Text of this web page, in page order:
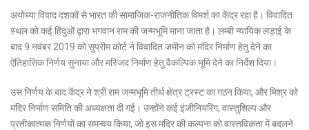
अयोध्या विवाद दशकों से भारत की सामाजिक-राजनीतिक विमर्श का केंद्र रहा है। विवादित
स्थल को कई हिंदुओं द्वारा भगवान राम की जन्मभूमि माना जाता है। लम्बी न्यायिक लड़ाई के
बाद 9 नवंबर 2019 को सुप्रीम कोर्ट ने विवादित जमीन को मंदिर निर्माण हेतु देने का
ऐतिहासिक निर्णय सुनाया और मस्जिद निर्माण हेतु वैकल्पिक भूमि देने का निर्देश दिया।
उस निर्णय के बाद केंद्र ने श्री राम जन्मभूमि तीर्थ क्षेत्र ट्रस्ट का गठन किया, और मिश्र को
मंदिर निर्माण समिति की अध्यक्षता दी गई। उन्होंने कई इंजीनियरिंग, वास्तुशिल्प और
प्रतीकात्मक निर्णयों का समन्वय किया, जो इस मंदिर की कल्पना को वास्तविकता में बदलने